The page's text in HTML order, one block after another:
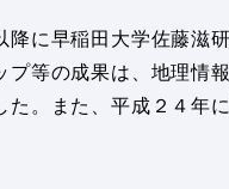
に早稲田大学佐藤滋
プ等の成果は、地理情
た。また、平成２４年